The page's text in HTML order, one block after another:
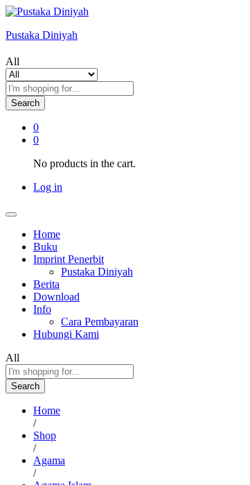
Pustaka Diniyah
All
Search
0
0
No products in the cart.
Log in
Home
Buku
Imprint Penerbit
Pustaka Diniyah
Berita
Download
Info
Cara Pembayaran
Hubungi Kami
All
Search
Home
/
Shop
/
Agama
/